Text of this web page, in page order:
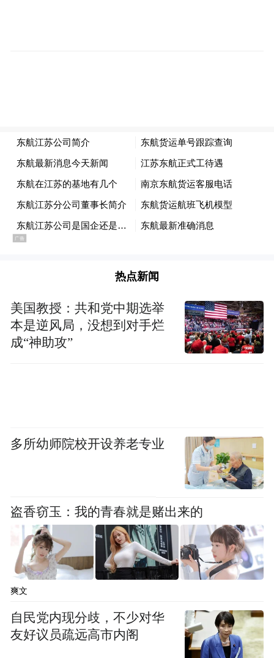
在唐青花主题服装展演环节中，模特们身着
融入唐青花元素的华服，在舞台上款款而
行。模特们身上的服饰，将钴蓝釉色与轻纱
完美结合。有的裙裾上，青花缠枝纹如灵动
的藤蔓蜿蜒生长，随着模特的步伐在轻纱上
翩然盛放；有的上衣领口与袖口，以青花勾
贵气息。举手投足间，衣袂飘飘，青花图案
若隐若现，仿佛将观众带回了繁华的大唐盛
世，引得现场赞叹声不断。
讲解+专家课，助古瓷“传韵”
在义务讲解环节，活动亮点纷呈。除专业讲
解员定时为观众解读“丝路华章 —— 唐代青
花瓷瑰宝展”外，还特别推出“专家讲展览”活
热点新闻
美国教授：共和党中期选举
本是逆风局，没想到对手烂
成“神助攻”
多所幼师院校开设养老专业
盗香窃玉：我的青春就是赌出来的
爽文
自民党内现分歧，不少对华
友好议员疏远高市内阁